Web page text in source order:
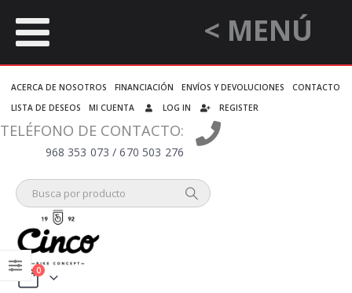
< MENÚ
ACERCA DE NOSOTROS FINANCIACIÓN ENVÍOS Y DEVOLUCIONES
CONTACTO
LISTA DE DESEOS
MI CUENTA LOG IN REGISTER
TELÉFONO DE CONTACTO:
968 353 073 / 670 503 276
0